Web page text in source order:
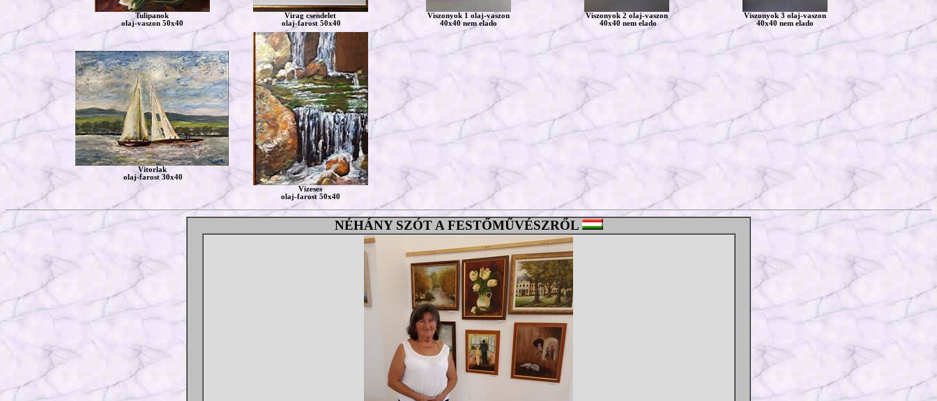
Tulipanok
olaj-vaszon 50x40
Virag csendelet
olaj-farost 50x40
Viszonyok 1 olaj-vaszon
40x40 nem elado
Viszonyok 2 olaj-vaszon
40x40 nem elado
Viszonyok 3 olaj-vaszon
40x40 nem elado
Vitorlak
olaj-farost 30x40
Vizeses
olaj-farost 50x40
NÉHÁNY SZÓT A FESTŐMŰVÉSZRŐL